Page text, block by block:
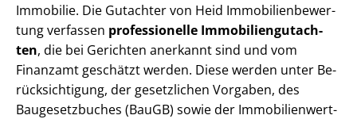
Immobilie. Die Gutachter von Heid Im­mo­bi­li­en­be­wer­
tung verfassen professionelle Im­mo­bi­li­en­gut­ach­
ten, die bei Gerichten anerkannt sind und vom
Finanzamt geschätzt werden. Diese werden unter Be­
rück­sich­ti­gung, der gesetzlichen Vorgaben, des
Baugesetzbuches (BauGB) sowie der Im­mo­bi­li­en­wert­